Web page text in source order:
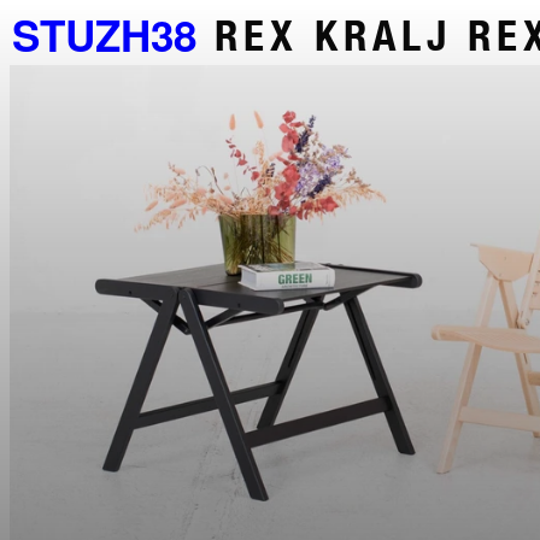
STUZH38 REX KRALJ